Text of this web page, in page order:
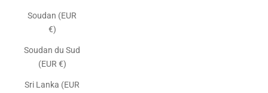
Soudan (EUR
€)
Soudan du Sud
(EUR €)
Sri Lanka (EUR